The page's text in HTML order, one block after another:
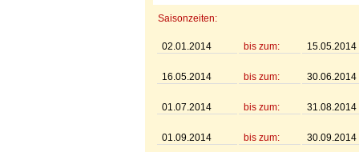
Saisonzeiten:
02.01.2014 bis zum: 15.05.2014
16.05.2014 bis zum: 30.06.2014
01.07.2014 bis zum: 31.08.2014
01.09.2014 bis zum: 30.09.2014